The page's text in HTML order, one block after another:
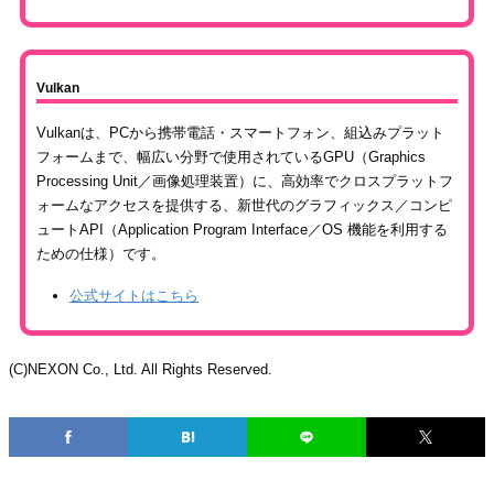
Vulkan
Vulkanは、PCから携帯電話・スマートフォン、組込みプラット
フォームまで、幅広い分野で使用されているGPU（Graphics
Processing Unit／画像処理装置）に、高効率でクロスプラットフ
ォームなアクセスを提供する、新世代のグラフィックス／コンピ
ュートAPI（Application Program Interface／OS 機能を利用する
ための仕様）です。
公式サイトはこちら
(C)NEXON Co., Ltd. All Rights Reserved.